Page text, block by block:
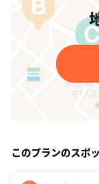
このプランのスポ